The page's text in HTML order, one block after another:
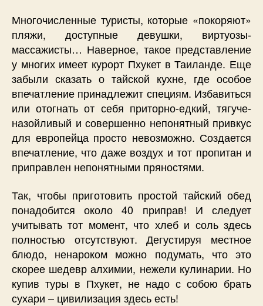
Многочисленные туристы, которые «покоряют»
пляжи, доступные девушки, виртуозы-
массажисты… Наверное, такое представление
у многих имеет курорт Пхукет в Таиланде. Еще
забыли сказать о тайской кухне, где особое
впечатление принадлежит специям. Избавиться
или отогнать от себя приторно-едкий, тягуче-
назойливый и совершенно непонятный привкус
для европейца просто невозможно. Создается
впечатление, что даже воздух и тот пропитан и
приправлен непонятными пряностями.
Так, чтобы приготовить простой тайский обед
понадобится около 40 приправ! И следует
учитывать тот момент, что хлеб и соль здесь
полностью отсутствуют. Дегустируя местное
блюдо, ненароком можно подумать, что это
скорее шедевр алхимии, нежели кулинарии. Но
купив туры в Пхукет, не надо с собою брать
сухари – цивилизация здесь есть!